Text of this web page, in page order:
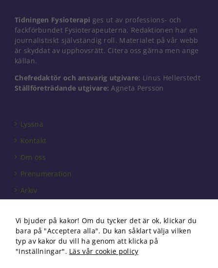
Tidningen Fysioterapi ges ut av professions- och
fackförbundet Fysioterapeuterna. Redaktionen har en
journalistiskt självständig roll. Materialet på vår webb
är skyddat av upphovsrätt. Citera oss gärna men ange
källan.
Chefredaktör och ansvarig utgivare: Linus Hellerstedt
Ställföreträdande utgivare: Agneta Persson
Lyssna
Kontakt
Om oss
Prenumeration
Arkiv
Förbundet
Om cookies
Vi bjuder på kakor! Om du tycker det är ok, klickar du
bara på "Acceptera alla". Du kan såklart välja vilken
typ av kakor du vill ha genom att klicka på
"Inställningar". Läs vår cookie policy